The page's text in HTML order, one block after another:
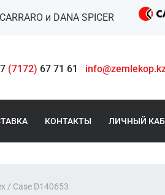
и DANA SPICER
(7172) 67 71 61
КОНТАКТЫ ЛИЧНЫЙ
/ Case D140653